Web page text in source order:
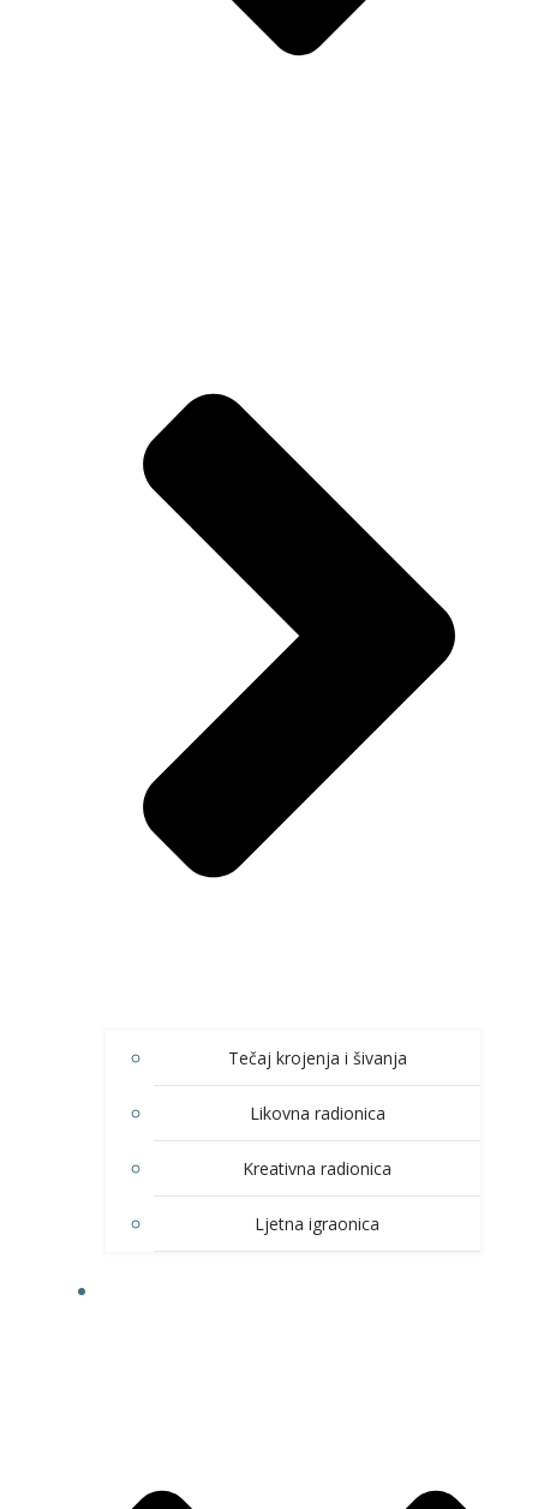
Tečaj krojenja i šivanja
Likovna radionica
Kreativna radionica
Ljetna igraonica